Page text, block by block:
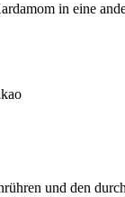
in eine
und den